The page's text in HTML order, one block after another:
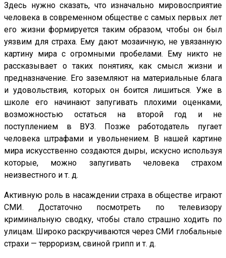
Здесь нужно сказать, что изначально мировосприятие
человека в современном обществе с самых первых лет
его жизни формируется таким образом, чтобы он был
уязвим для страха. Ему дают мозаичную, не увязанную
картину мира с огромными пробелами. Ему никто не
рассказывает о таких понятиях, как смысл жизни и
предназначение. Его заземляют на материальные блага
и удовольствия, которых он боится лишиться. Уже в
школе его начинают запугивать плохими оценками,
возможностью остаться на второй год и не
поступлением в ВУЗ. Позже работодатель пугает
человека штрафами и увольнением. В нашей картине
мира искусственно создаются дыры, искусно используя
которые, можно запугивать человека страхом
неизвестного и т. д.
Активную роль в насаждении страха в обществе играют
СМИ. Достаточно посмотреть по телевизору
криминальную сводку, чтобы стало страшно ходить по
улицам. Широко раскручиваются через СМИ глобальные
страхи — терроризм, свиной грипп и т. д.